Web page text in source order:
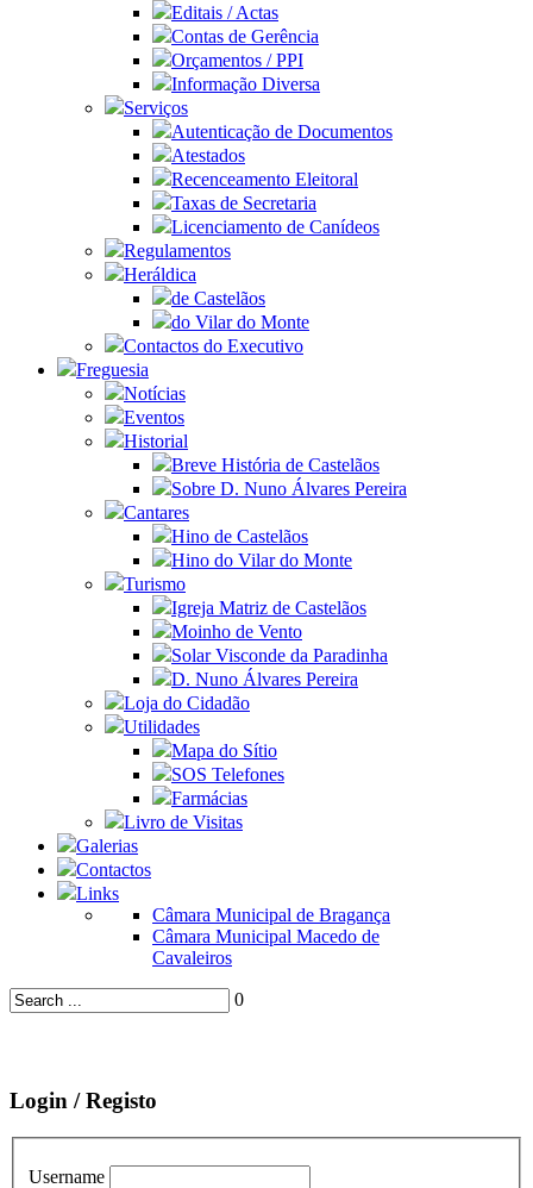
Editais / Actas
Contas de Gerência
Orçamentos / PPI
Informação Diversa
Serviços
Autenticação de Documentos
Atestados
Recenceamento Eleitoral
Taxas de Secretaria
Licenciamento de Canídeos
Regulamentos
Heráldica
de Castelãos
do Vilar do Monte
Contactos do Executivo
Freguesia
Notícias
Eventos
Historial
Breve História de Castelãos
Sobre D. Nuno Álvares Pereira
Cantares
Hino de Castelãos
Hino do Vilar do Monte
Turismo
Igreja Matriz de Castelãos
Moinho de Vento
Solar Visconde da Paradinha
D. Nuno Álvares Pereira
Loja do Cidadão
Utilidades
Mapa do Sítio
SOS Telefones
Farmácias
Livro de Visitas
Galerias
Contactos
Links
Câmara Municipal de Bragança
Câmara Municipal Macedo de
Cavaleiros
0
Login / Registo
Username